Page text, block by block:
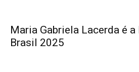
Maria Gabriela Lacerda é
Brasil 2025